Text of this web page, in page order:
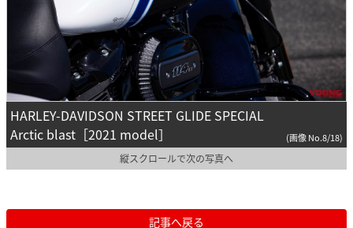
HARLEY-DAVIDSON STREET GLIDE SPECIAL
Arctic blast［2021 model］
(画像 No.8/18)
縦スクロールで次の写真へ
記事へ戻る